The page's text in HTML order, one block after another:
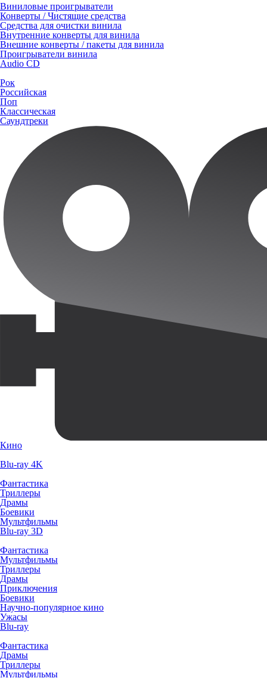
Виниловые проигрыватели
Конверты / Чистящие средства
Средства для очистки винила
Внутренние конверты для винила
Внешние конверты / пакеты для винила
Проигрыватели винила
Audio CD
Рок
Российская
Поп
Классическая
Саундтреки
Кино
Blu-ray 4K
Фантастика
Триллеры
Драмы
Боевики
Мультфильмы
Blu-ray 3D
Фантастика
Мультфильмы
Триллеры
Драмы
Приключения
Боевики
Научно-популярное кино
Ужасы
Blu-ray
Фантастика
Драмы
Триллеры
Мультфильмы